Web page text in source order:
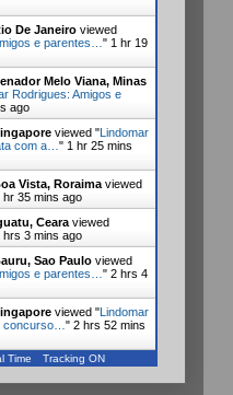
De Janeiro viewed
e parentes… " 1 hr 19
Melo Viana, Minas
Rodrigues: Amigos e
ago
viewed " Lindomar
com a… " 1 hr 25 mins
Vista, Roraima viewed
hr 35 mins ago
Ceara viewed
hrs 3 mins ago
Sao Paulo viewed
e parentes… " 2 hrs 4
viewed " Lindomar
concurso… " 2 hrs 52 mins
Time Tracking ON